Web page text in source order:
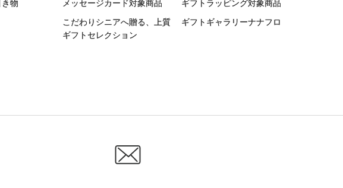
物 メッセージカード対象商品
ギフトラッピング対象商品
こだわりシニアへ贈る、上質
ギフトセレクション
ギフトギャラリーナナフロ